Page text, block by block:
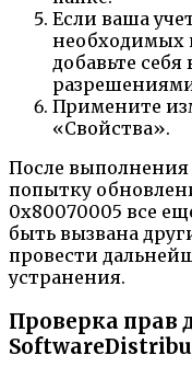
Если ваша
необходимых
добавьте себя
Примените
«Свойства».
После выполнения
попытку
0x80070005 все
быть вызвана
провести
устранения.
Проверка прав